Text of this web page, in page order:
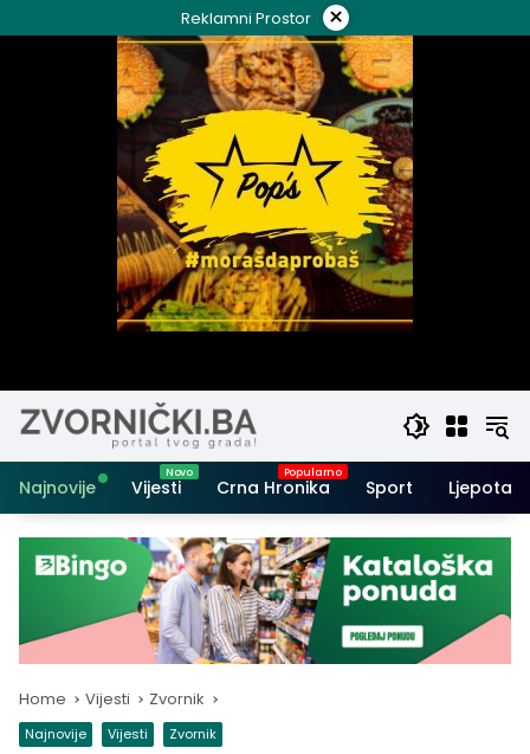
to
Reklamni Prostor ×
Najnovije Vijesti Crna Hronika Sport Ljepota i
Home Vijesti Zvornik
Najnovije Vijesti Zvornik